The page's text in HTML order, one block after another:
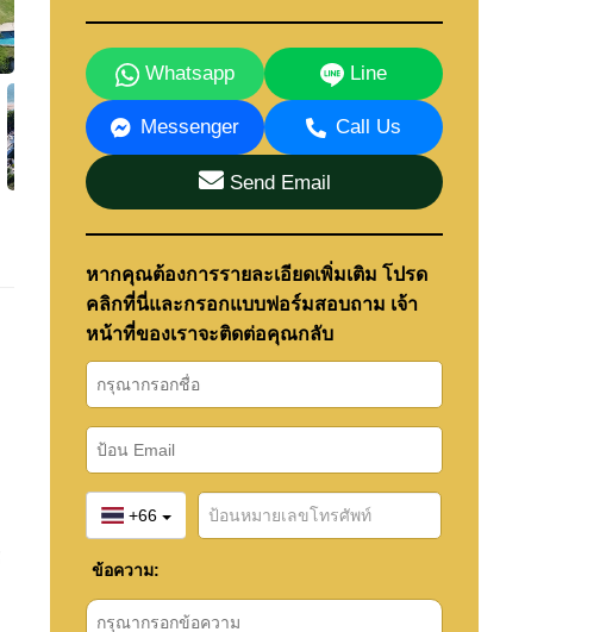
Whatsapp Line
Messenger Call Us
Send Email
หากคุณต้องการรายละเอียดเพิ่มเติม โปรด
คลิกที่นี่และกรอกแบบฟอร์มสอบถาม เจ้า
หน้าที่ของเราจะติดต่อคุณกลับ
+66
ข้อความ: